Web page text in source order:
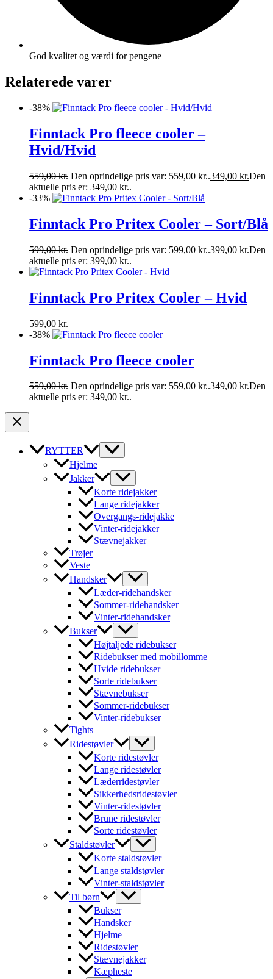
God kvalitet og værdi for pengene
Relaterede varer
-38%
Finntack Pro fleece cooler –
Hvid/Hvid
559,00kr. Den oprindelige pris var: 559,00 kr..349,00 kr.Den
aktuelle pris er: 349,00 kr..
-33%
Finntack Pro Pritex Cooler – Sort/Blå
599,00kr. Den oprindelige pris var: 599,00 kr..399,00 kr.Den
aktuelle pris er: 399,00 kr..
Finntack Pro Pritex Cooler – Hvid
599,00 kr.
-38%
Finntack Pro fleece cooler
559,00kr. Den oprindelige pris var: 559,00 kr..349,00 kr.Den
aktuelle pris er: 349,00 kr..
RYTTER
Hjelme
Jakker
Korte ridejakker
Lange ridejakker
Overgangs-ridejakke
Vinter-ridejakker
Stævnejakker
Trøjer
Veste
Handsker
Læder-ridehandsker
Sommer-ridehandsker
Vinter-ridehandsker
Bukser
Højtaljede ridebukser
Ridebukser med mobillomme
Hvide ridebukser
Sorte ridebukser
Stævnebukser
Sommer-ridebukser
Vinter-ridebukser
Tights
Ridestøvler
Korte ridestøvler
Lange ridestøvler
Læderridestøvler
Sikkerhedsridestøvler
Vinter-ridestøvler
Brune ridestøvler
Sorte ridestøvler
Staldstøvler
Korte staldstøvler
Lange staldstøvler
Vinter-staldstøvler
Til børn
Bukser
Handsker
Hjelme
Ridestøvler
Stævnejakker
Kæpheste